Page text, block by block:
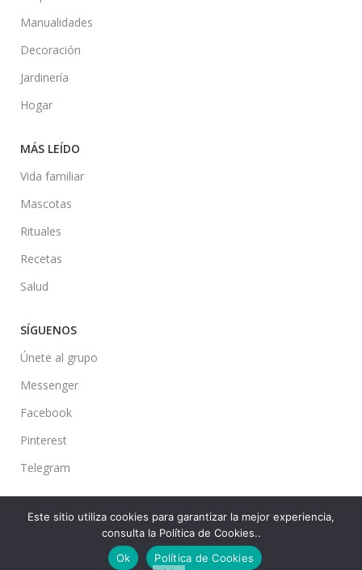
Manualidades
Decoración
Jardinería
Hogar
MÁS LEÍDO
Vida familiar
Mascotas
Rituales
Recetas
Salud
SÍGUENOS
Únete al grupo
Messenger
Facebook
Pinterest
Telegram
2022 Created ByCMS. Premium Blog Solutions.
Este sitio utiliza cookies para garantizar la mejor experiencia,
consulta la Política de Cookies..
Ok
Política de Cookies